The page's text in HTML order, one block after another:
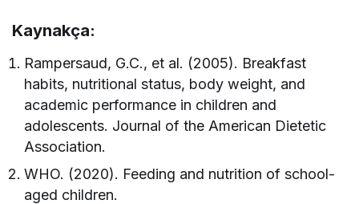
Kaynakça:
Rampersaud, G.C., et al. (2005). Breakfast
habits, nutritional status, body weight, and
academic performance in children and
adolescents. Journal of the American Dietetic
Association.
WHO. (2020). Feeding and nutrition of school-
aged children.